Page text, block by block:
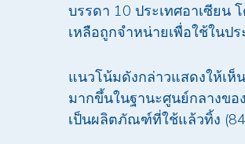
บรรดา 10 ประเทศอาเซียน
เหลือถูกจำหน่ายเพื่อใช้ในปร
แนวโน้มดังกล่าวแสดงให้เ
มากขึ้นในฐานะศูนย์กลางข
เป็นผลิตภัณฑ์ที่ใช้แล้วทิ้ง